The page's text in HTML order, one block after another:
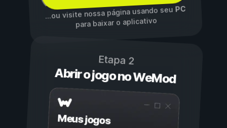
...ou visite nossa página usando seuPC
para baixar o aplicativo
Etapa 2
Abrir o jogo no WeMod
Meus jogos